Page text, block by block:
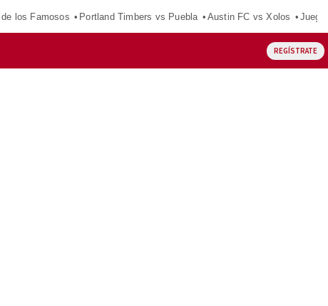
los Famosos Portland Timbers vs Puebla Austin FC vs Xolos
REGÍSTRATE